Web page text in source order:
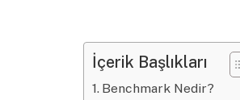
İçerik Başlıkları
Benchmark Nedir?